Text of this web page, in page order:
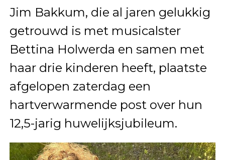
Jim Bakkum, die al jaren gelukkig
getrouwd is met musicalster
Bettina Holwerda en samen met
haar drie kinderen heeft, plaatste
afgelopen zaterdag een
hartverwarmende post over hun
12,5-jarig huwelijksjubileum.